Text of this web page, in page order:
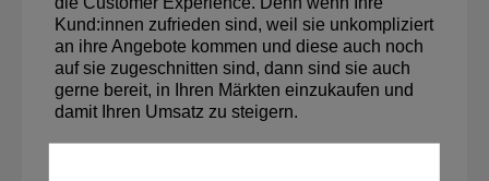
Kund:innen zufrieden sind, weil sie unkompliziert
an ihre Angebote kommen und diese auch noch
auf sie zugeschnitten sind, dann sind sie auch
gerne bereit, in Ihren Märkten einzukaufen und
damit Ihren Umsatz zu steigern.